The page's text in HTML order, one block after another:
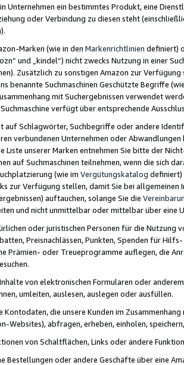
Unternehmen ein bestimmtes Produkt, eine
oder Verbindung zu diesen steht
Marken (wie in den Markenrichtlinien definiert)
und „kindel“) nicht zwecks Nutzung in einer
Zusätzlich zu sonstigen Amazon zur
benannte Suchmaschinen Geschützte Begriffe
mit Suchergebnissen verwendet
verfügt über entsprechende
auf Schlagwörter, Suchbegriffe oder andere
verbundenen Unternehmen oder
Liste unserer Marken entnehmen Sie bitte der
auf Suchmaschinen teilnehmen, wenn die sich
(wie im Vergütungskatalog definiert)
zur Verfügung stellen, damit Sie bei
auftauchen, solange Sie die
und nicht unmittelbar oder mittelbar über eine
oder juristischen Personen für die Nutzung
Preisnachlässen, Punkten, Spenden für
Prämien- oder Treueprogramme auflegen, die
von elektronischen Formularen oder
umleiten, auslesen, auslegen oder ausfüllen.
Kontodaten, die unsere Kunden im
Websites), abfragen, erheben, einholen,
von Schaltflächen, Links oder andere
Bestellungen oder andere Geschäfte über eine